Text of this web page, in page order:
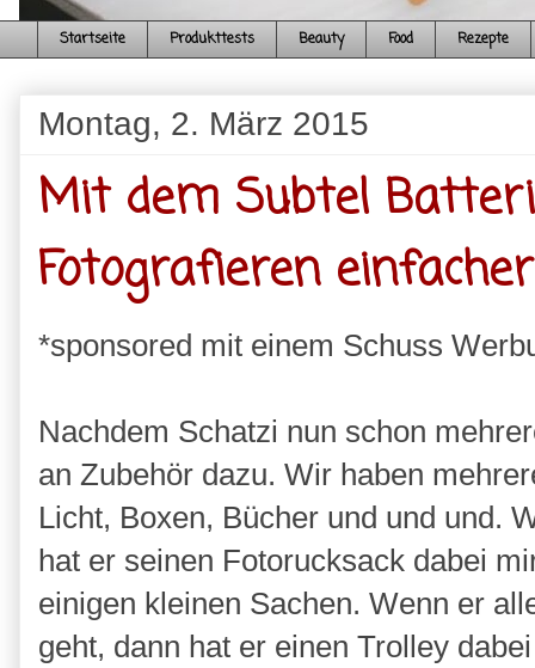
Startseite Produkttests Beauty Food Rezepte
Montag, 2. März 2015
Mit dem Subtel
Fotografieren einfacher
*sponsored mit einem Schuss
Nachdem Schatzi nun schon
an Zubehör dazu. Wir haben
Licht, Boxen, Bücher und und und.
hat er seinen Fotorucksack dabei
einigen kleinen Sachen. Wenn er
geht, dann hat er einen Trolley